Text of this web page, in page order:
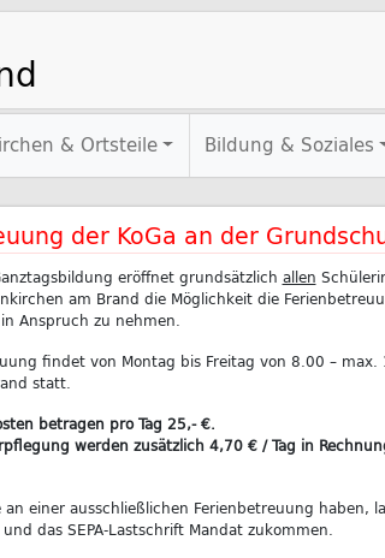
& Ortsteile Bildung & Soziales
der KoGa an der
eröffnet grundsätzlich allen
am Brand die Möglichkeit die
Anspruch zu nehmen.
findet von Montag bis Freitag von 8.00 –
statt.
betragen pro Tag 25,- €.
werden zusätzlich 4,70 € / Tag in
an einer ausschließlichen Ferienbetreuung haben,
das SEPA-Lastschrift Mandat zukommen.